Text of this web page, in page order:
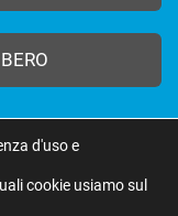
–Privacy Policy|
d'uso e
cookie usiamo sul